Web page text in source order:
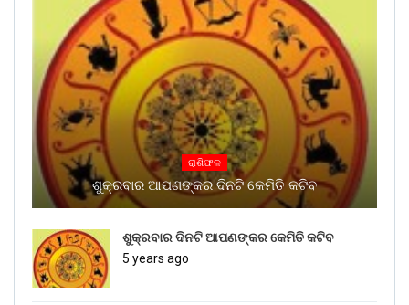
ରାଶିଫଳ
ଶୁକ୍ରବାର ଆପଣଙ୍କର ଦିନଟି କେମିତି କଟିବ
ଶୁକ୍ରବାର ଦିନଟି ଆପଣଙ୍କର କେମିତି କଟିବ
5 years ago